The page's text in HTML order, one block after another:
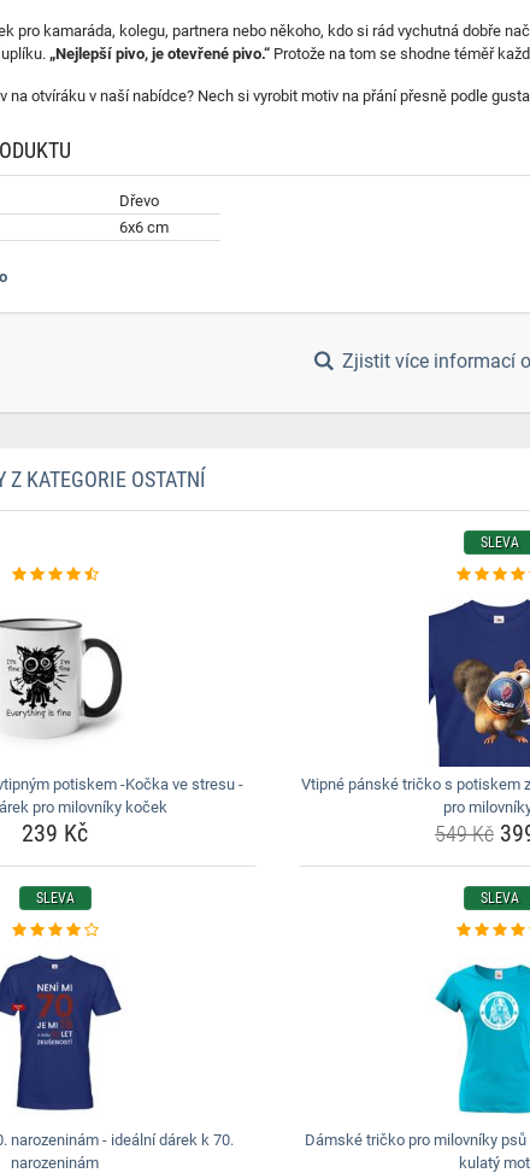
pro kamaráda, kolegu, partnera nebo někoho, kdo si rád vychutná dobře
„Nejlepší pivo, je otevřené pivo.“ Protože na tom se shodne téměř
na otvíráku v naší nabídce? Nech si vyrobit motiv na přání přesně podle
Dřevo
6x6 cm
Zjistit více informací
Z KATEGORIE OSTATNÍ
potiskem -Kočka ve stresu -
pro milovníky koček
239 Kč
SLEVA
Vtipné pánské tričko s potiskem
pro
549 Kč
SLEVA
narozeninám - ideální dárek k 70.
narozeninám
SLEVA
Dámské tričko pro milovníky
kulatý